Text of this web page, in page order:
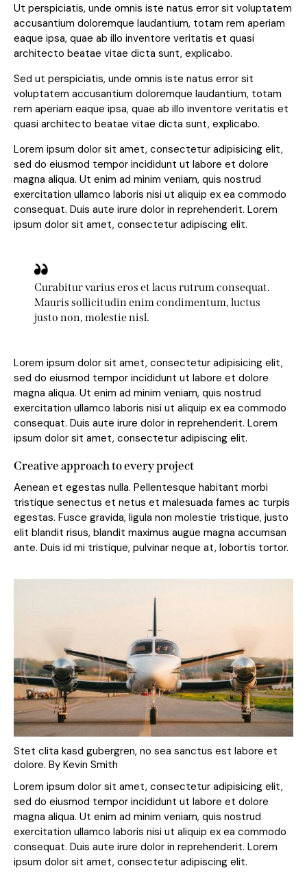
Ut perspiciatis, unde omnis iste natus error sit voluptatem
accusantium doloremque laudantium, totam rem aperiam
eaque ipsa, quae ab illo inventore veritatis et quasi
architecto beatae vitae dicta sunt, explicabo.
Sed ut perspiciatis, unde omnis iste natus error sit
voluptatem accusantium doloremque laudantium, totam
rem aperiam eaque ipsa, quae ab illo inventore veritatis et
quasi architecto beatae vitae dicta sunt, explicabo.
Lorem ipsum dolor sit amet, consectetur adipisicing elit,
sed do eiusmod tempor incididunt ut labore et dolore
magna aliqua. Ut enim ad minim veniam, quis nostrud
exercitation ullamco laboris nisi ut aliquip ex ea commodo
consequat. Duis aute irure dolor in reprehenderit. Lorem
ipsum dolor sit amet, consectetur adipiscing elit.
Curabitur varius eros et lacus rutrum consequat.
Mauris sollicitudin enim condimentum, luctus
justo non, molestie nisl.
Lorem ipsum dolor sit amet, consectetur adipisicing elit,
sed do eiusmod tempor incididunt ut labore et dolore
magna aliqua. Ut enim ad minim veniam, quis nostrud
exercitation ullamco laboris nisi ut aliquip ex ea commodo
consequat. Duis aute irure dolor in reprehenderit. Lorem
ipsum dolor sit amet, consectetur adipiscing elit.
Creative approach to every project
Aenean et egestas nulla. Pellentesque habitant morbi
tristique senectus et netus et malesuada fames ac turpis
egestas. Fusce gravida, ligula non molestie tristique, justo
elit blandit risus, blandit maximus augue magna accumsan
ante. Duis id mi tristique, pulvinar neque at, lobortis tortor.
Stet clita kasd gubergren, no sea sanctus est labore et
dolore. By Kevin Smith
Lorem ipsum dolor sit amet, consectetur adipisicing elit,
sed do eiusmod tempor incididunt ut labore et dolore
magna aliqua. Ut enim ad minim veniam, quis nostrud
exercitation ullamco laboris nisi ut aliquip ex ea commodo
consequat. Duis aute irure dolor in reprehenderit. Lorem
ipsum dolor sit amet, consectetur adipiscing elit.